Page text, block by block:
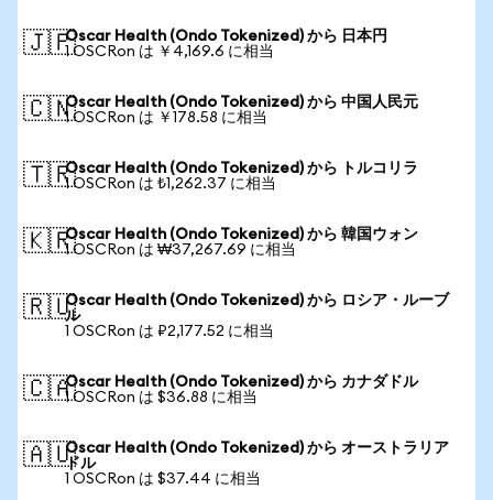
🇯🇵Oscar Health (Ondo Tokenized) から 日本円
1 OSCRon は ￥4,169.6 に相当
🇨🇳Oscar Health (Ondo Tokenized) から 中国人民元
1 OSCRon は ￥178.58 に相当
🇹🇷Oscar Health (Ondo Tokenized) から トルコリラ
1 OSCRon は ₺1,262.37 に相当
🇰🇷Oscar Health (Ondo Tokenized) から 韓国ウォン
1 OSCRon は ₩37,267.69 に相当
🇷🇺Oscar Health (Ondo Tokenized) から ロシア・ルーブ
ル
1 OSCRon は ₽2,177.52 に相当
🇨🇦Oscar Health (Ondo Tokenized) から カナダドル
1 OSCRon は $36.88 に相当
🇦🇺Oscar Health (Ondo Tokenized) から オーストラリア
ドル
1 OSCRon は $37.44 に相当